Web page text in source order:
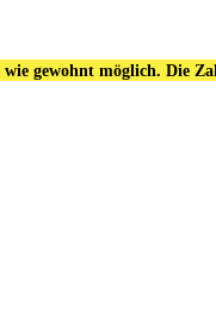
gewohnt möglich. Die